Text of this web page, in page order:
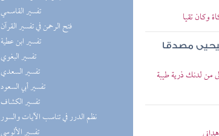
(7) تفسير القاسمي
(7) فتح الرحمن في تفسير القرآن
(7) تفسير ابن عطية
(7) تفسير البغوي
(7) تفسير السعدي
(7) تفسير أبي السعود
(7) تفسير الكشاف
(7) نظم الدرر في تناسب الآيات والسور
وكان تقيا
مصدقا
من لدنك ذرية طيبة